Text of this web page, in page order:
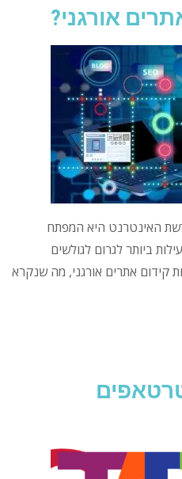
אורגני?
האינטרנט היא המפתח
ביותר לגרום לגולשים
אתרים אורגני, מה שנקרא